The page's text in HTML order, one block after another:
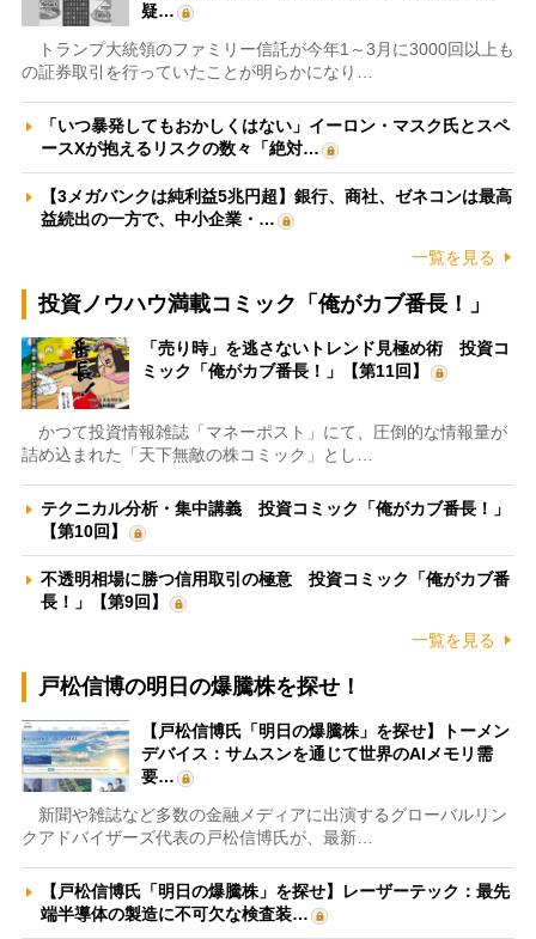
疑…
トランプ大統領のファミリー信託が今年1～3月に3000回以上も
の証券取引を行っていたことが明らかになり…
「いつ暴発してもおかしくはない」イーロン・マスク氏とスペ
ースXが抱えるリスクの数々「絶対…
【3メガバンクは純利益5兆円超】銀行、商社、ゼネコンは最高
益続出の一方で、中小企業・…
一覧を見る
投資ノウハウ満載コミック「俺がカブ番長！」
「売り時」を逃さないトレンド見極め術 投資コ
ミック「俺がカブ番長！」【第11回】
かつて投資情報雑誌「マネーポスト」にて、圧倒的な情報量が
詰め込まれた「天下無敵の株コミック」とし…
テクニカル分析・集中講義 投資コミック「俺がカブ番長！」
【第10回】
不透明相場に勝つ信用取引の極意 投資コミック「俺がカブ番
長！」【第9回】
一覧を見る
戸松信博の明日の爆騰株を探せ！
【戸松信博氏「明日の爆騰株」を探せ】トーメン
デバイス：サムスンを通じて世界のAIメモリ需
要…
新聞や雑誌など多数の金融メディアに出演するグローバルリン
クアドバイザーズ代表の戸松信博氏が、最新…
【戸松信博氏「明日の爆騰株」を探せ】レーザーテック：最先
端半導体の製造に不可欠な検査装…